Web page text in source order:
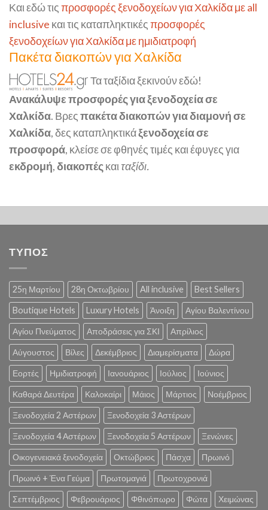
Και εδώ τιςπροσφορές ξενοδοχείων για Χαλκίδα με all
inclusive και τις καταπληκτικέςπροσφορές
ξενοδοχείων για Χαλκίδα με ημιδιατροφή
Πακέτα διακοπών για Χαλκίδα
Τα ταξίδια ξεκινούν εδώ!
Ανακάλυψε προσφορές για ξενοδοχεία σε
Χαλκίδα. Βρεςπακέτα διακοπών για διαμονή σε
Χαλκίδα, δες καταπληκτικάξενοδοχεία σε
προσφορά, κλείσε σε φθηνές τιμές και έφυγες για
εκδρομή,διακοπέςκαι ταξίδι.
ΤΥΠΟΣ
25η Μαρτίου 28η Οκτωβρίου All inclusive Best Sellers
Boutique Hotels Luxury Hotels Άνοιξη Αγίου Βαλεντίνου
Αγίου Πνεύματος Αποδράσεις για ΣΚΙ Απρίλιος
Αύγουστος Βίλες Δεκέμβριος Διαμερίσματα Δώρα
Εορτές Ημιδιατροφή Ιανουάριος Ιούλιος Ιούνιος
Καθαρά Δευτέρα Καλοκαίρι Μάιος Μάρτιος Νοέμβριος
Ξενοδοχεία 2 Αστέρων Ξενοδοχεία 3 Αστέρων
Ξενοδοχεία 4 Αστέρων Ξενοδοχεία 5 Αστέρων Ξενώνες
Οικογενειακά ξενοδοχεία Οκτώβριος Πάσχα Πρωινό
Πρωινό + Ένα Γεύμα Πρωτομαγιά Πρωτοχρονιά
Σεπτέμβριος Φεβρουάριος Φθινόπωρο Φώτα Χειμώνας